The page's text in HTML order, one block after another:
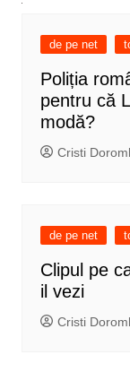
de pe net
Poliția
pentru că
modă?
Cristi
de pe net
Clipul pe
il vezi
Cristi